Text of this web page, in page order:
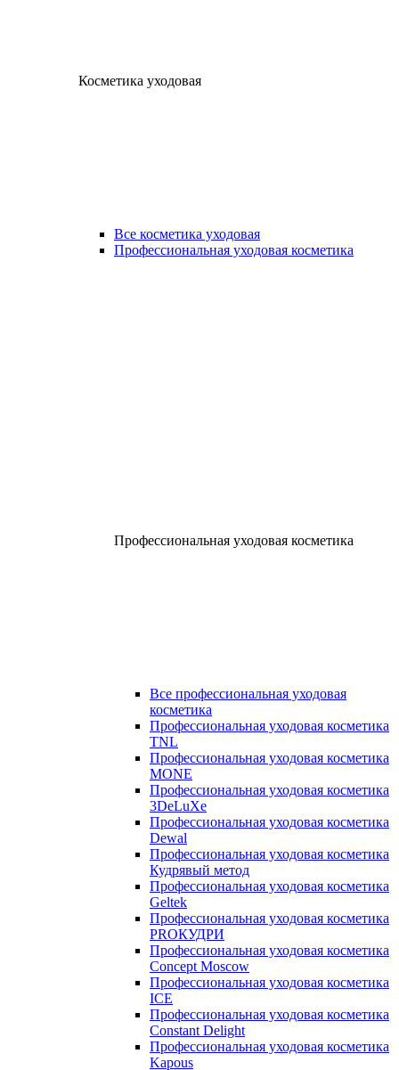
Косметика уходовая
Все косметика уходовая
Профессиональная уходовая косметика
Профессиональная уходовая косметика
Все профессиональная уходовая
косметика
Профессиональная уходовая косметика
TNL
Профессиональная уходовая косметика
MONE
Профессиональная уходовая косметика
3DeLuXe
Профессиональная уходовая косметика
Dewal
Профессиональная уходовая косметика
Кудрявый метод
Профессиональная уходовая косметика
Geltek
Профессиональная уходовая косметика
PROКУДРИ
Профессиональная уходовая косметика
Concept Moscow
Профессиональная уходовая косметика
ICE
Профессиональная уходовая косметика
Constant Delight
Профессиональная уходовая косметика
Kapous